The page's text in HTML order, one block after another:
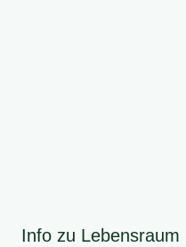
Info zu Lebensraum